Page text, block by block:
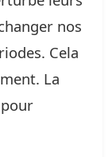
nos
Cela
La